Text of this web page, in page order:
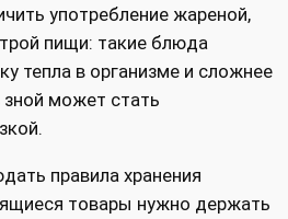
употребление жареной,
пищи: такие блюда
тепла в организме и сложнее
зной может стать
правила хранения
товары нужно держать